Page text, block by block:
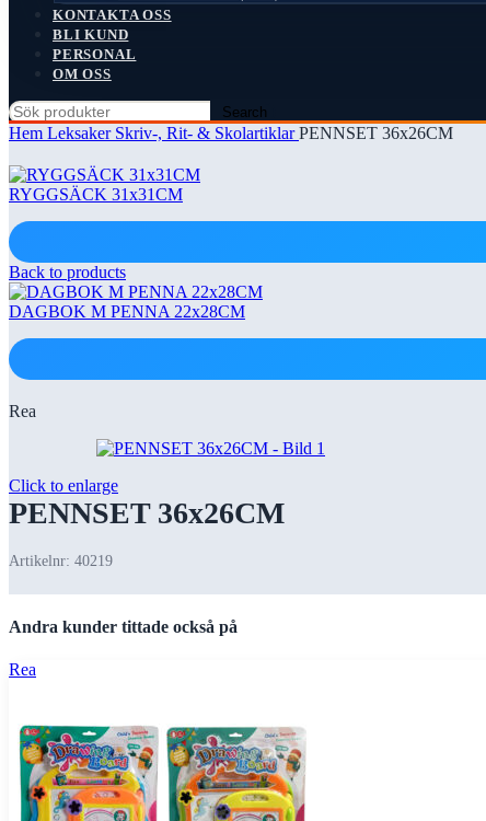
KONTAKTA OSS
BLI KUND
PERSONAL
OM OSS
Search
Hem Leksaker Skriv-, Rit- & SkolartiklarPENNSET 36x26CM
RYGGSÄCK 31x31CM
Back to products
DAGBOK M PENNA 22x28CM
Rea
Click to enlarge
PENNSET 36x26CM
Artikelnr: 40219
Andra kunder tittade också på
Rea